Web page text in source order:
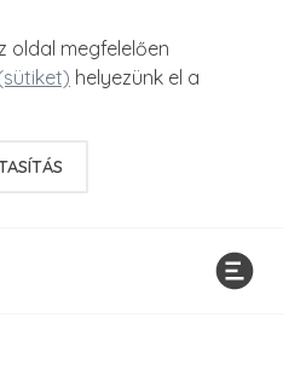
oldal megfelelően
helyezünk el a